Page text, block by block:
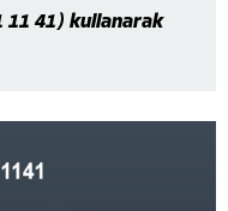
11 41) kullanarak